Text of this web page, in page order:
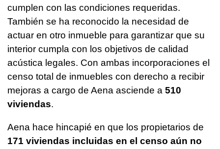
cumplen con las condiciones requeridas.
También se ha reconocido la necesidad de
actuar en otro inmueble para garantizar que su
interior cumpla con los objetivos de calidad
acústica legales. Con ambas incorporaciones el
censo total de inmuebles con derecho a recibir
mejoras a cargo de Aena asciende a 510
viviendas.
Aena hace hincapié en que los propietarios de
171 viviendas incluidas en el censo aún no